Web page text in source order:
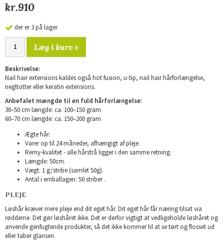
kr.910
der er 3 på lager
Læg i kurv »
Beskrivelse:
Nail hair extensions kaldes også hot fusion, u-tip, nail hair hårforlængelse,
negltotter eller keratin extensions.
Anbefalet mængde til en fuld hårforlængelse:
30–50 cm længde: ca. 100–150 gram
60–70 cm længde: ca. 150–200 gram
Ægte hår.
Varer op til 24 måneder, afhængigt af pleje.
Remy-kvalitet - alle hårstrå ligger i den samme retning.
Længde: 50cm.
Vægt: 1 g/stribe (samlet 50g).
Antal i emballagen: 50 striber .
PLEJE
Løshår kræver mere pleje end dit eget hår. Dit eget hår får næring tilsat via
rødderne. Det gør løshåret ikke. Det er derfor vigtigt at vedligeholde løshåret og
anvende genfugtende produkter, så det ikke kommer til at se tørt og flosset ud
eller taber glansen.